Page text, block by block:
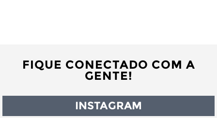
FIQUE CONECTADO COM A
GENTE!
INSTAGRAM